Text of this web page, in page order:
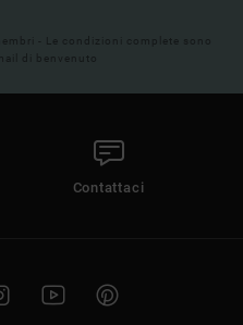
- Le condizioni complete sono
di benvenuto
Contattaci